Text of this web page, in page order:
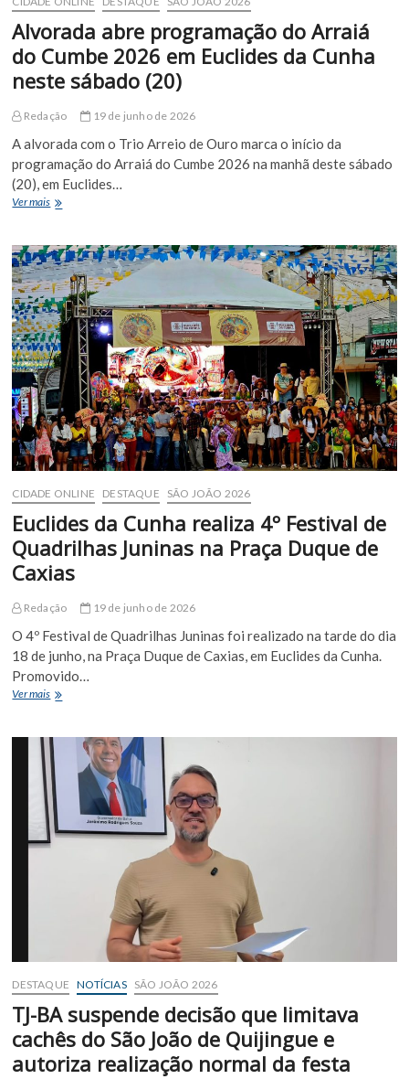
Alvorada abre programação do Arraiá
do Cumbe 2026 em Euclides da Cunha
neste sábado (20)
Redação 19 de junho de 2026
A alvorada com o Trio Arreio de Ouro marca o início da
programação do Arraiá do Cumbe 2026 na manhã deste sábado
(20), em Euclides…
Ver maisAlvorada
do
Arraiá
do
Cumbe
2026
em
Euclides
da
Cunha
neste
sábado
(20)
CIDADE ONLINE DESTAQUE SÃO JOÃO 2026
Euclides da Cunha realiza 4º Festival de
Quadrilhas Juninas na Praça Duque de
Caxias
Redação 19 de junho de 2026
O 4º Festival de Quadrilhas Juninas foi realizado na tarde do dia
18 de junho, na Praça Duque de Caxias, em Euclides da Cunha.
Promovido…
Ver maisEuclides
realiza
4º
Festival
de
Quadrilhas
Juninas
na
DESTAQUE NOTÍCIAS SÃO JOÃO 2026
TJ-BA suspende decisão que limitava
cachês do São João de Quijingue e
autoriza realização normal da festa